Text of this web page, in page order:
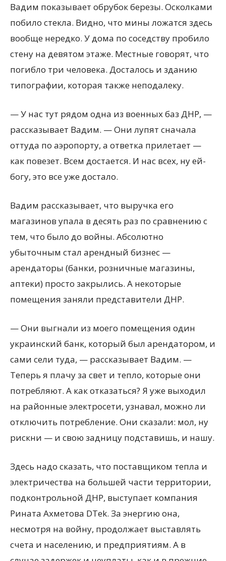
Вадим показывает обрубок березы. Осколками
побило стекла. Видно, что мины ложатся здесь
вообще нередко. У дома по соседству пробило
стену на девятом этаже. Местные говорят, что
погибло три человека. Досталось и зданию
типографии, которая также неподалеку.
— У нас тут рядом одна из военных баз ДНР, —
рассказывает Вадим. — Они лупят сначала
оттуда по аэропорту, а ответка прилетает —
как повезет. Всем достается. И нас всех, ну ей-
богу, это все уже достало.
Вадим рассказывает, что выручка его
магазинов упала в десять раз по сравнению с
тем, что было до войны. Абсолютно
убыточным стал арендный бизнес —
арендаторы (банки, розничные магазины,
аптеки) просто закрылись. А некоторые
помещения заняли представители ДНР.
— Они выгнали из моего помещения один
украинский банк, который был арендатором, и
сами сели туда, — рассказывает Вадим. —
Теперь я плачу за свет и тепло, которые они
потребляют. А как отказаться? Я уже выходил
на районные электросети, узнавал, можно ли
отключить потребление. Они сказали: мол, ну
рискни — и свою задницу подставишь, и нашу.
Здесь надо сказать, что поставщиком тепла и
электричества на большей части территории,
подконтрольной ДНР, выступает компания
Рината Ахметова DTek. За энергию она,
несмотря на войну, продолжает выставлять
счета и населению, и предприятиям. А в